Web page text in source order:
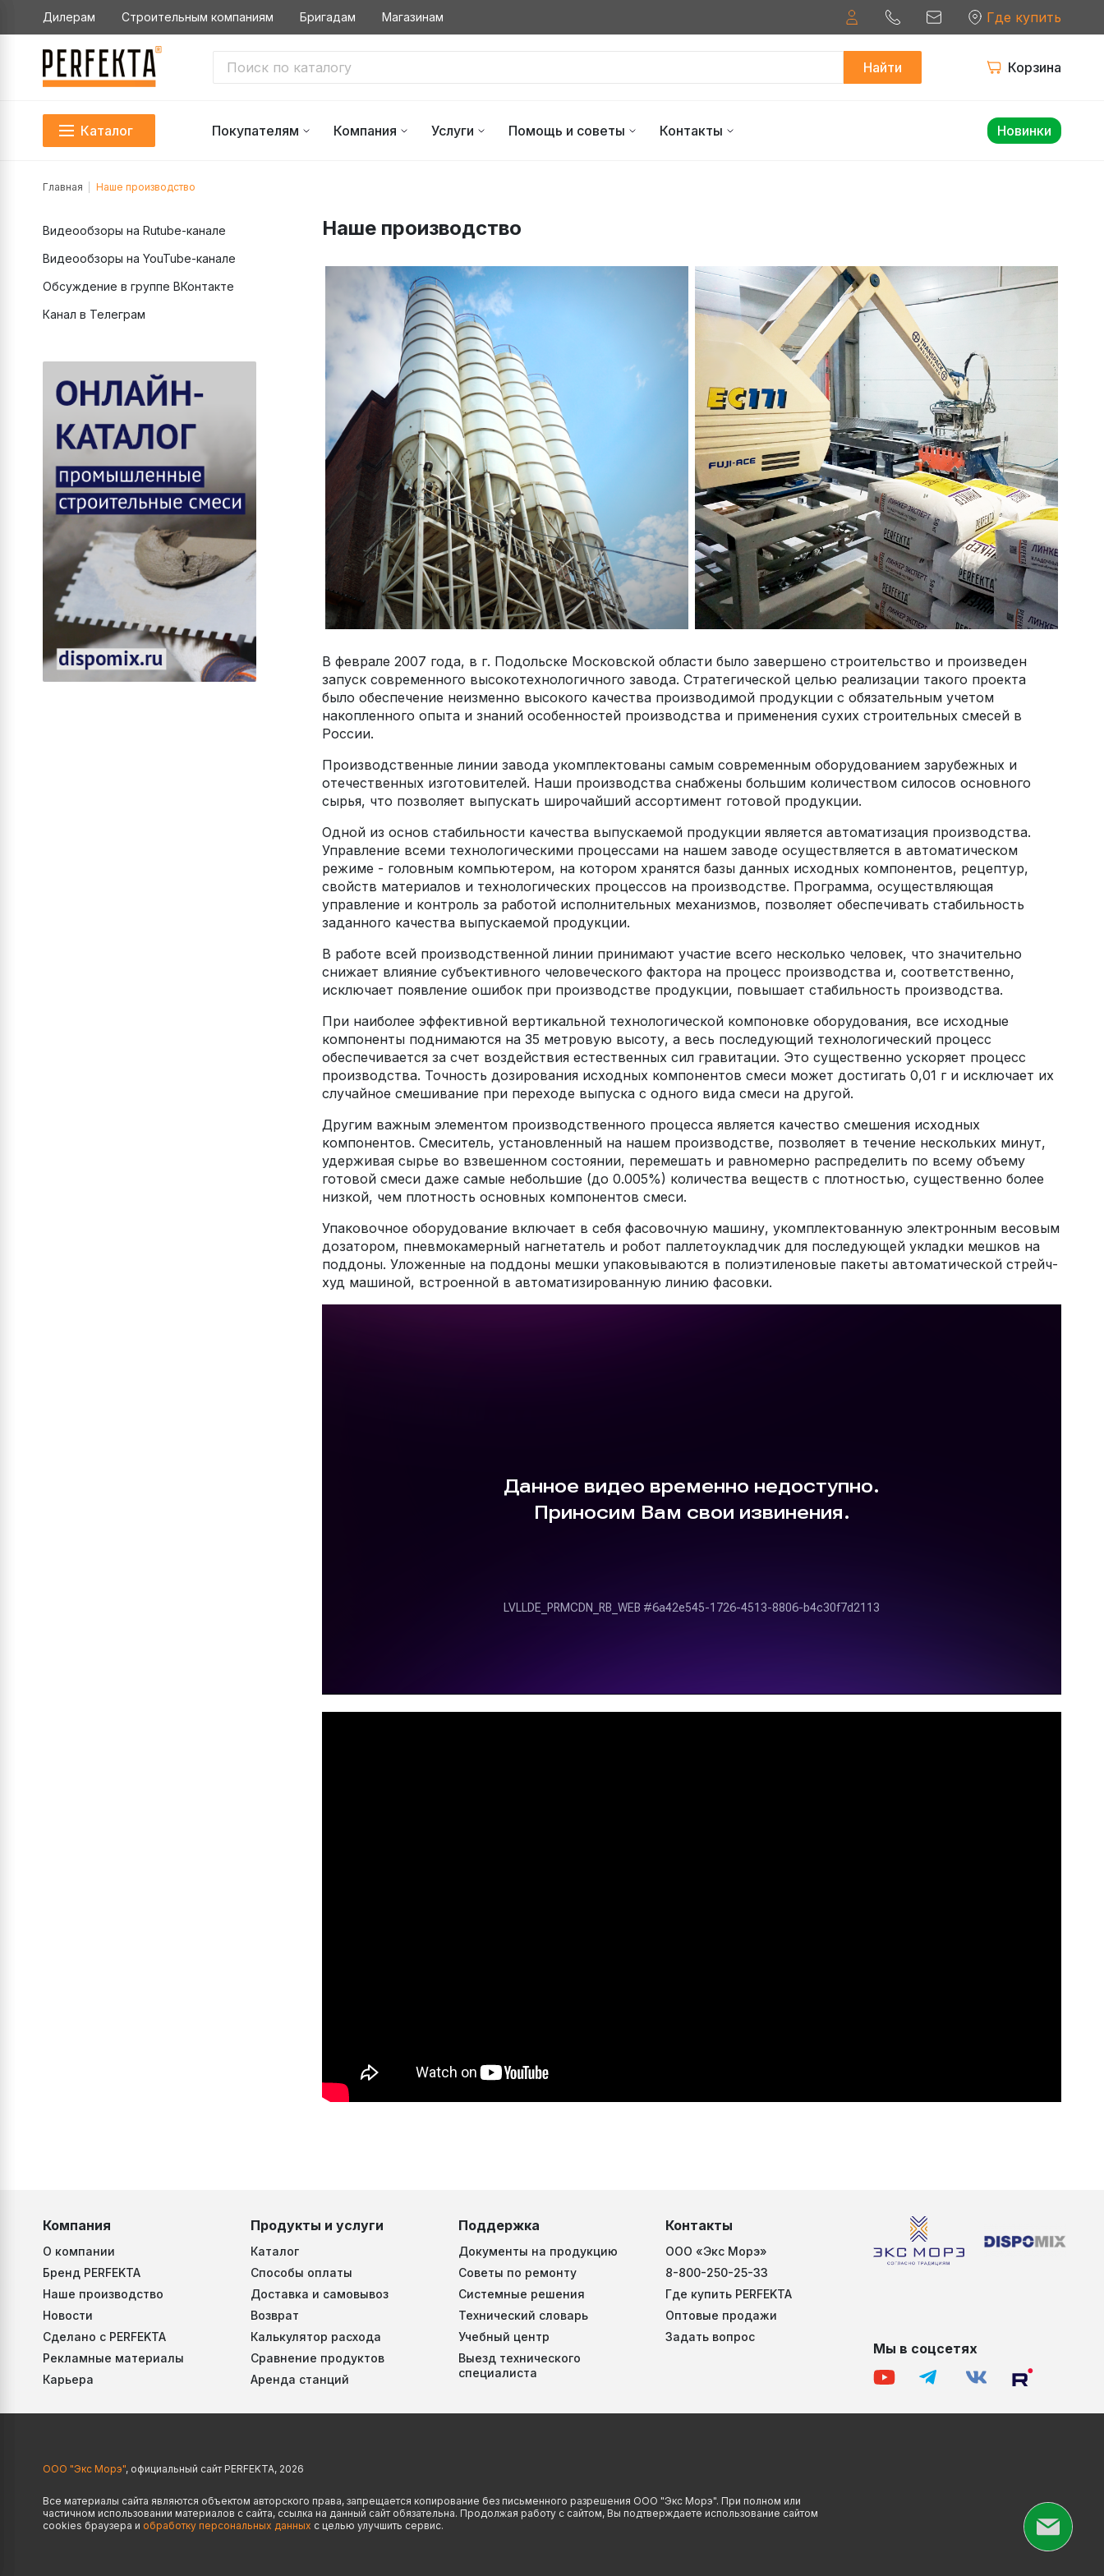
Дилерам Строительным компаниям Бригадам Магазинам Где купить
Найти Корзина
Каталог Покупателям Компания Услуги Помощь и советы Контакты Новинки
Главная Наше производство
Видеообзоры на Rutube-канале
Видеообзоры на YouTube-канале
Обсуждение в группе ВКонтакте
Канал в Телеграм
Наше производство
В феврале 2007 года, в г. Подольске Московской области было завершено строительство и произведен
запуск современного высокотехнологичного завода. Стратегической целью реализации такого проекта
было обеспечение неизменно высокого качества производимой продукции с обязательным учетом
накопленного опыта и знаний особенностей производства и применения сухих строительных смесей в
России.
Производственные линии завода укомплектованы самым современным оборудованием зарубежных и
отечественных изготовителей. Наши производства снабжены большим количеством силосов основного
сырья, что позволяет выпускать широчайший ассортимент готовой продукции.
Одной из основ стабильности качества выпускаемой продукции является автоматизация производства.
Управление всеми технологическими процессами на нашем заводе осуществляется в автоматическом
режиме - головным компьютером, на котором хранятся базы данных исходных компонентов, рецептур,
свойств материалов и технологических процессов на производстве. Программа, осуществляющая
управление и контроль за работой исполнительных механизмов, позволяет обеспечивать стабильность
заданного качества выпускаемой продукции.
В работе всей производственной линии принимают участие всего несколько человек, что значительно
снижает влияние субъективного человеческого фактора на процесс производства и, соответственно,
исключает появление ошибок при производстве продукции, повышает стабильность производства.
При наиболее эффективной вертикальной технологической компоновке оборудования, все исходные
компоненты поднимаются на 35 метровую высоту, а весь последующий технологический процесс
обеспечивается за счет воздействия естественных сил гравитации. Это существенно ускоряет процесс
производства. Точность дозирования исходных компонентов смеси может достигать 0,01 г и исключает их
случайное смешивание при переходе выпуска с одного вида смеси на другой.
Другим важным элементом производственного процесса является качество смешения исходных
компонентов. Смеситель, установленный на нашем производстве, позволяет в течение нескольких минут,
удерживая сырье во взвешенном состоянии, перемешать и равномерно распределить по всему объему
готовой смеси даже самые небольшие (до 0.005%) количества веществ с плотностью, существенно более
низкой, чем плотность основных компонентов смеси.
Упаковочное оборудование включает в себя фасовочную машину, укомплектованную электронным весовым
дозатором, пневмокамерный нагнетатель и робот паллетоукладчик для последующей укладки мешков на
поддоны. Уложенные на поддоны мешки упаковываются в полиэтиленовые пакеты автоматической стрейч-
худ машиной, встроенной в автоматизированную линию фасовки.
Компания
О компании
Бренд PERFEKTA
Наше производство
Новости
Сделано с PERFEKTA
Рекламные материалы
Карьера
Продукты и услуги
Каталог
Способы оплаты
Доставка и самовывоз
Возврат
Калькулятор расхода
Сравнение продуктов
Аренда станций
Поддержка
Документы на продукцию
Советы по ремонту
Системные решения
Технический словарь
Учебный центр
Выезд технического
специалиста
Контакты
ООО «Экс Морэ»
8-800-250-25-33
Где купить PERFEKTA
Оптовые продажи
Задать вопрос
Мы в соцсетях
ООО "Экс Морэ", официальный сайт PERFEKTA, 2026
Все материалы сайта являются объектом авторского права, запрещается копирование без письменного разрешения ООО "Экс Морэ". При полном или
частичном использовании материалов с сайта, ссылка на данный сайт обязательна. Продолжая работу с сайтом, Вы подтверждаете использование сайтом
cookies браузера и обработку персональных данных с целью улучшить сервис.